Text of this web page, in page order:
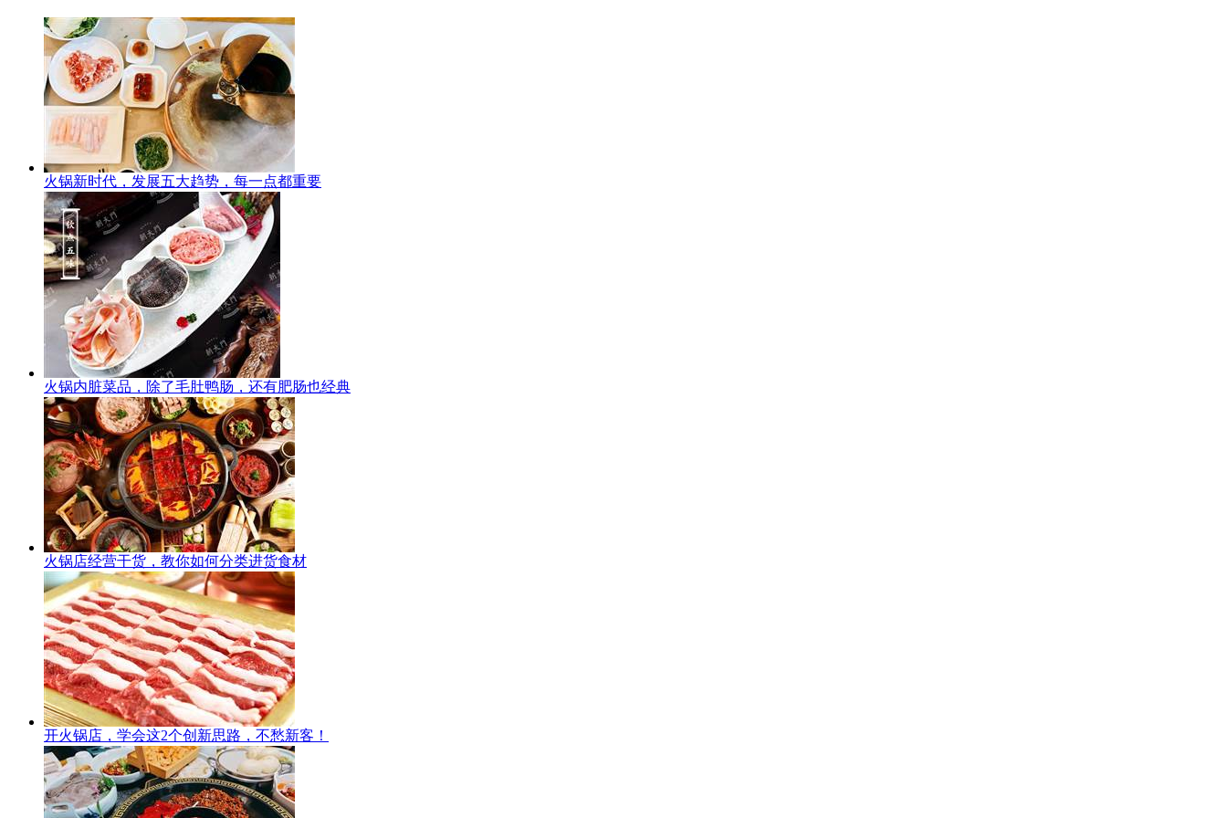
火锅新时代，发展五大趋势，每一点都重要
火锅内脏菜品，除了毛肚鸭肠，还有肥肠也经典
火锅店经营干货，教你如何分类进货食材
开火锅店，学会这2个创新思路，不愁新客！